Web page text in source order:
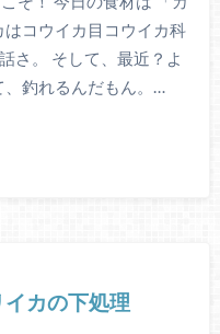
コウイカ目コウイカ科
さ。 そして、最近？よ
、釣れるんだもん。…
カの下処理